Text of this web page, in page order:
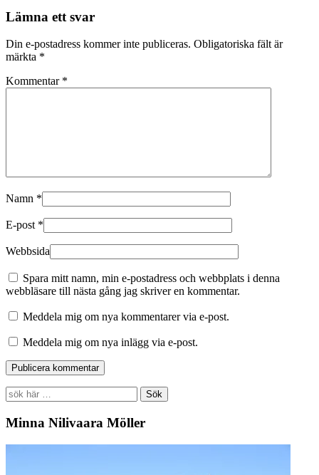
Lämna ett svar
Din e-postadress kommer inte publiceras. Obligatoriska fält är
märkta *
Kommentar *
Namn *
E-post *
Webbsida
Spara mitt namn, min e-postadress och webbplats i denna
webbläsare till nästa gång jag skriver en kommentar.
Meddela mig om nya kommentarer via e-post.
Meddela mig om nya inlägg via e-post.
Search
for:
Minna Nilivaara Möller